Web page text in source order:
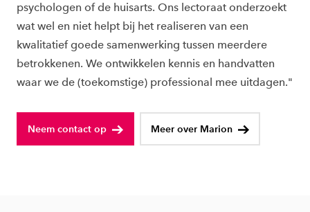
psychologen of de huisarts. Ons lectoraat onderzoekt
wat wel en niet helpt bij het realiseren van een
kwalitatief goede samenwerking tussen meerdere
betrokkenen. We ontwikkelen kennis en handvatten
waar we de (toekomstige) professional mee uitdagen."
Neem contact op Meer over Marion